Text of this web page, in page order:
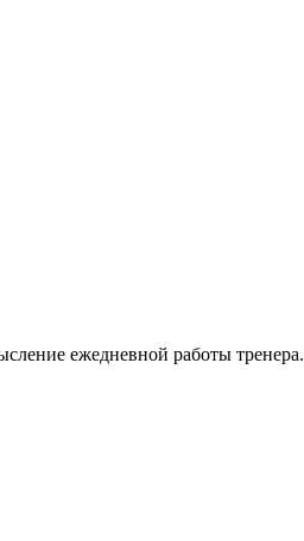
ежедневной работы тренера.